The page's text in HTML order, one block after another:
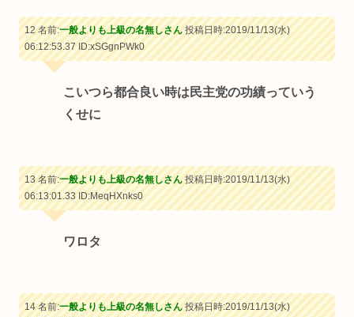
12 名前:一般よりも上級の名無しさん投稿日時:2019/11/13(水)
06:12:53.37ID:xSGgnPWk0
こいつら都合良い時は民主党の功績っていう
くせに
13 名前:一般よりも上級の名無しさん投稿日時:2019/11/13(水)
06:13:01.33ID:MeqHXnks0
ワロタ
14 名前:一般よりも上級の名無しさん投稿日時:2019/11/13(水)